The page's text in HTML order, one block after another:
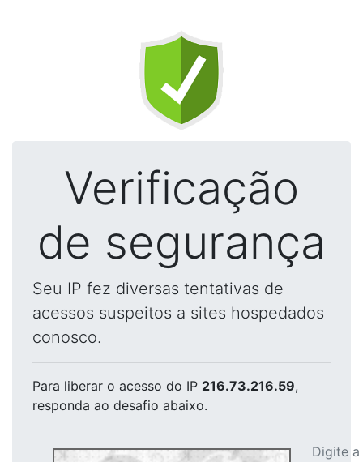
Verificação
de segurança
Seu IP fez diversas tentativas de
acessos suspeitos a sites hospedados
conosco.
Para liberar o acesso do IP 216.73.216.59,
responda ao desafio abaixo.
Digite